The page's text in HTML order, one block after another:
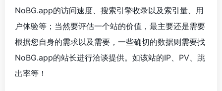
NoBG.app的访问速度、搜索引擎收录以及索引量、用
户体验等；当然要评估一个站的价值，最主要还是需要
根据您自身的需求以及需要，一些确切的数据则需要找
NoBG.app的站长进行洽谈提供。如该站的IP、PV、跳
出率等！